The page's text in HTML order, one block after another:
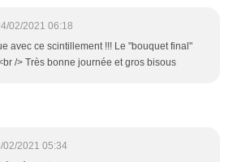
02/2021 06:18
avec ce scintillement !!! Le "bouquet final"
/> Très bonne journée et gros bisous
02/2021 05:34